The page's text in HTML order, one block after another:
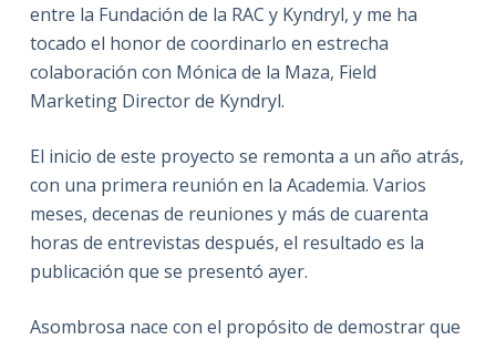
entre la Fundación de la RAC y Kyndryl, y me ha
tocado el honor de coordinarlo en estrecha
colaboración con Mónica de la Maza, Field
Marketing Director de Kyndryl.
El inicio de este proyecto se remonta a un año atrás,
con una primera reunión en la Academia. Varios
meses, decenas de reuniones y más de cuarenta
horas de entrevistas después, el resultado es la
publicación que se presentó ayer.
Asombrosa nace con el propósito de demostrar que